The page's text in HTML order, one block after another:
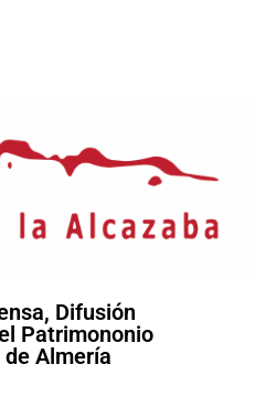
Difusión
Patrimononio
Almería